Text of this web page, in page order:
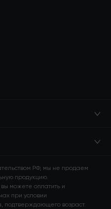
РФ, мы не продаем
продукцию.
можете оплатить и
при условии
подтверждающего возраст.